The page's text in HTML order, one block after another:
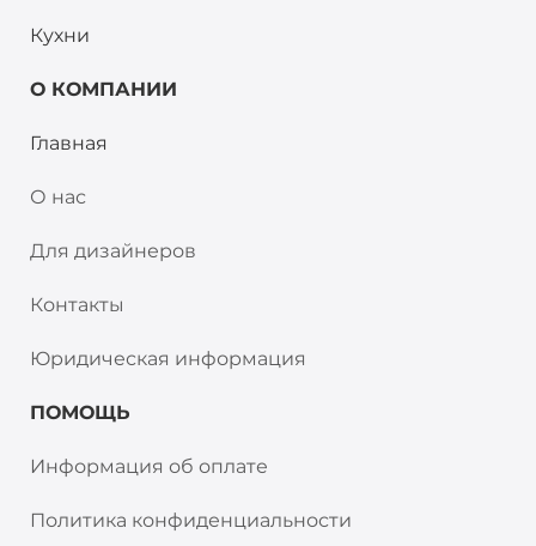
Кухни
О КОМПАНИИ
Главная
О нас
Для дизайнеров
Контакты
Юридическая информация
ПОМОЩЬ
Информация об оплате
Политика конфиденциальности